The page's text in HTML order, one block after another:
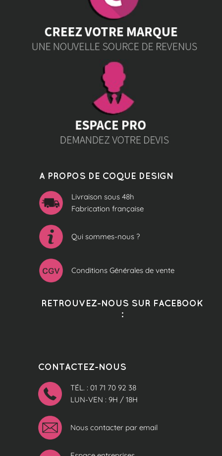
A PROPOS DE COQUE DESIGN
Livraison sous 48h
Fabrication française
Qui sommes-nous ?
Conditions Générales de vente
RETROUVEZ-NOUS SUR FACEBOOK
:
CONTACTEZ-NOUS
TÉL. : 01 71 70 92 38
LUN-VEN : 9H / 18H
Nous contacter par email